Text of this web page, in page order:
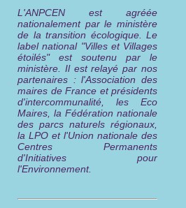
L'ANPCEN est agréée
nationalement par le ministère
de la transition écologique. Le
label national "Villes et Villages
étoilés" est soutenu par le
ministère. Il est relayé par nos
partenaires : l'Association des
maires de France et présidents
d'intercommunalité, les Eco
Maires, la Fédération nationale
des parcs naturels régionaux,
la LPO et l'Union nationale des
Centres Permanents
d'Initiatives pour
l'Environnement.